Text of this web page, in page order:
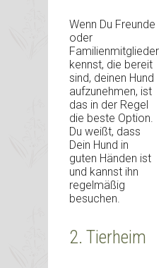
Wenn Du Freunde
oder
Familienmitglieder
kennst, die bereit
sind, deinen Hund
aufzunehmen, ist
das in der Regel
die beste Option.
Du weißt, dass
Dein Hund in
guten Händen ist
und kannst ihn
regelmäßig
besuchen.
2. Tierheim